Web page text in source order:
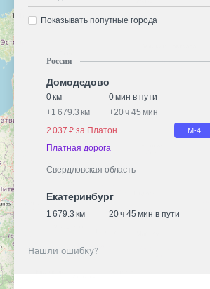
Показывать попутные города
Россия
Домодедово
0 км
0 мин в пути
+1 679.3 км +20 ч 45 мин
2 037 ₽ за Платон
М-4
Платная дорога
Свердловская область
Екатеринбург
1 679.3 км 20 ч 45 мин в пути
Нашли ошибку?